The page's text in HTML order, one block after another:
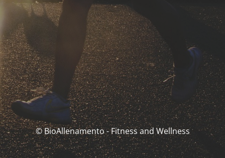
© BioAllenamento - Fitness and Wellness